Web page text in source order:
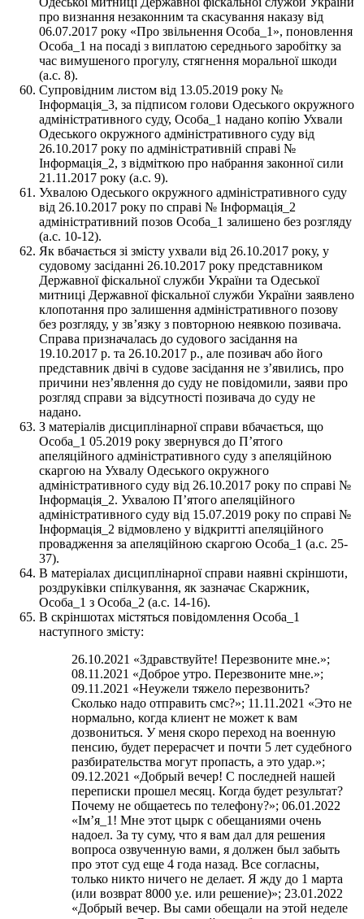
про визнання незаконним та скасування наказу від
06.07.2017 року «Про звільнення Особа_1», поновлення
Особа_1 на посаді з виплатою середнього заробітку за
час вимушеного прогулу, стягнення моральної шкоди
(а.с. 8).
Супровідним листом від 13.05.2019 року №
Інформація_3, за підписом голови Одеського окружного
адміністративного суду, Особа_1 надано копію Ухвали
Одеського окружного адміністративного суду від
26.10.2017 року по адміністративній справі №
Інформація_2, з відміткою про набрання законної сили
21.11.2017 року (а.с. 9).
Ухвалою Одеського окружного адміністративного суду
від 26.10.2017 року по справі № Інформація_2
адміністративний позов Особа_1 залишено без розгляду
(а.с. 10-12).
Як вбачається зі змісту ухвали від 26.10.2017 року, у
судовому засіданні 26.10.2017 року представником
Державної фіскальної служби України та Одеської
митниці Державної фіскальної служби України заявлено
клопотання про залишення адміністративного позову
без розгляду, у зв’язку з повторною неявкою позивача.
Справа призначалась до судового засідання на
19.10.2017 р. та 26.10.2017 р., але позивач або його
представник двічі в судове засідання не з’явились, про
причини нез’явлення до суду не повідомили, заяви про
розгляд справи за відсутності позивача до суду не
надано.
З матеріалів дисциплінарної справи вбачається, що
Особа_1 05.2019 року звернувся до П’ятого
апеляційного адміністративного суду з апеляційною
скаргою на Ухвалу Одеського окружного
адміністративного суду від 26.10.2017 року по справі №
Інформація_2. Ухвалою П’ятого апеляційного
адміністративного суду від 15.07.2019 року по справі №
Інформація_2 відмовлено у відкритті апеляційного
провадження за апеляційною скаргою Особа_1 (а.с. 25-
37).
В матеріалах дисциплінарної справи наявні скріншоти,
роздруківки спілкування, як зазначає Скаржник,
Особа_1 з Особа_2 (а.с. 14-16).
В скріншотах містяться повідомлення Особа_1
наступного змісту:
26.10.2021 «Здравствуйте! Перезвоните мне.»;
08.11.2021 «Доброе утро. Перезвоните мне.»;
09.11.2021 «Неужели тяжело перезвонить?
Сколько надо отправить смс?»; 11.11.2021 «Это не
нормально, когда клиент не может к вам
дозвониться. У меня скоро переход на военную
пенсию, будет перерасчет и почти 5 лет судебного
разбирательства могут пропасть, а это удар.»;
09.12.2021 «Добрый вечер! С последней нашей
переписки прошел месяц. Когда будет результат?
Почему не общаетесь по телефону?»; 06.01.2022
«Ім’я_1! Мне этот цырк с обещаниями очень
надоел. За ту суму, что я вам дал для решения
вопроса озвученную вами, я должен был забыть
про этот суд еще 4 года назад. Все согласны,
только никто ничего не делает. Я жду до 1 марта
(или возврат 8000 у.е. или решение)»; 23.01.2022
«Добрый вечер. Вы сами обещали на этой неделе